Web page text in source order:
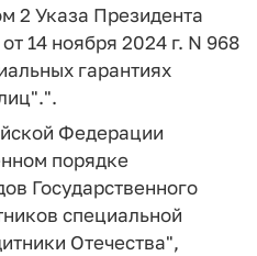
2 Указа Президента
14 ноября 2024 г. N 968
гарантиях
Федерации
порядке
Государственного
специальной
Отечества",